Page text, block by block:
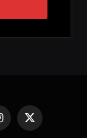
X